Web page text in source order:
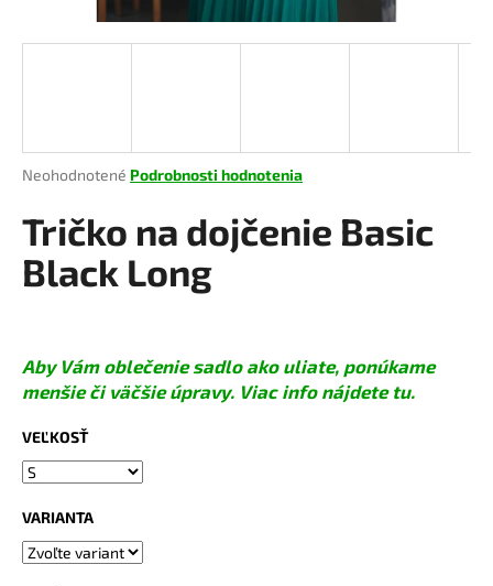
Priemerné
produktu
0,0
z
Neohodnotené Podrobnosti hodnotenia
Tričko na dojčenie Basic
Black Long
Aby Vám oblečenie sadlo ako uliate, ponúkame
menšie či väčšie úpravy. Viac info nájdete tu.
VEĽKOSŤ
VARIANTA
O
d
p
o
r
ú
a
m
e